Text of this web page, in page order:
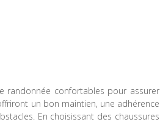
randonnée confortables pour assurer
un bon maintien, une adhérence
En choisissant des chaussures